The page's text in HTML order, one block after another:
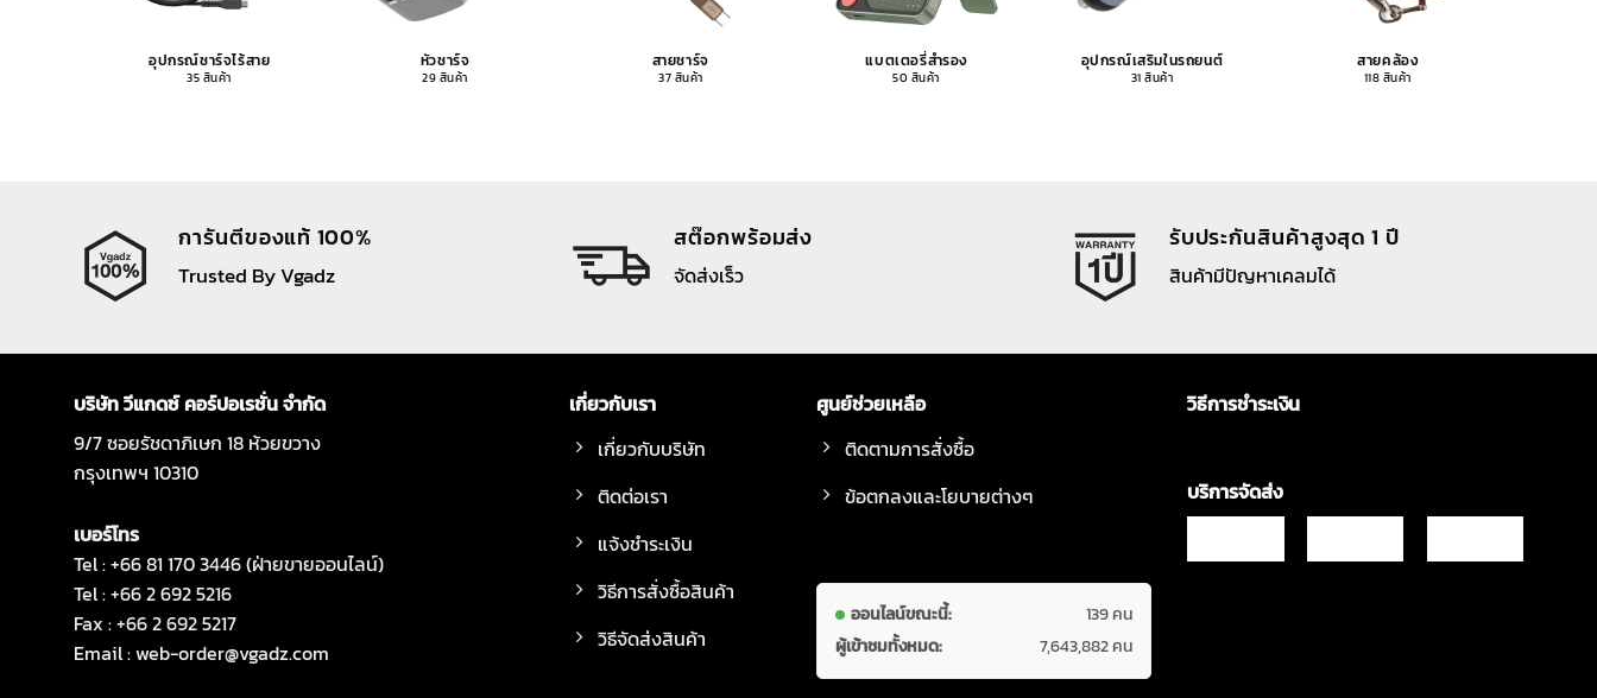
อุปกรณ์ชาร์จไร้สาย
35 สินค้า
หัวชาร์จ
29 สินค้า
สายชาร์จ
37 สินค้า
แบตเตอรี่สำรอง
50 สินค้า
อุปกรณ์เสริมในรถยนต์
31 สินค้า
สายคล้อง
118 สินค้า
การันตีของแท้ 100%
Trusted By Vgadz
สต๊อกพร้อมส่ง
จัดส่งเร็ว
รับประกันสินค้าสูงสุด 1 ปี
สินค้ามีปัญหาเคลมได้
บริษัท วีแกดซ์ คอร์ปอเรชั่น จำกัด
9/7 ซอยรัชดาภิเษก 18 ห้วยขวาง
กรุงเทพฯ 10310
เบอร์โทร
Tel : +66 81 170 3446 (ฝ่ายขายออนไลน์)
Tel : +66 2 692 5216
Fax : +66 2 692 5217
Email :web-order@vgadz.com
เกี่ยวกับเรา
เกี่ยวกับบริษัท
ติดต่อเรา
แจ้งชำระเงิน
วิธีการสั่งซื้อสินค้า
วิธีจัดส่งสินค้า
ศูนย์ช่วยเหลือ
ติดตามการสั่งซื้อ
ข้อตกลงและโยบายต่างๆ
ออนไลน์ขณะนี้:
139 คน
ผู้เข้าชมทั้งหมด:
7,643,882 คน
วิธีการชำระเงิน
บริการจัดส่ง